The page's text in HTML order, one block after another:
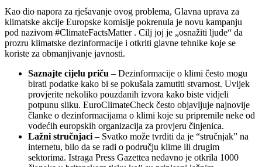
Kao dio napora za rješavanje ovog problema, Glavna uprava za
klimatske akcije Europske komisije pokrenula je novu kampanju
pod nazivom #ClimateFactsMatter . Cilj joj je „osnažiti ljude“ da
prozru klimatske dezinformacije i otkriti glavne tehnike koje se
koriste za obmanjivanje javnosti.
Saznajte cijelu priču – Dezinformacije o klimi često mogu
birati podatke kako bi se pokušala zamutiti stvarnost. Uvijek
provjerite nekoliko pouzdanih izvora kako biste vidjeli
potpunu sliku. EuroClimateCheck često objavljuje najnovije
članke o dezinformacijama o klimi koje su pripremile neke od
vodećih europskih organizacija za provjeru činjenica.
Lažni stručnjaci – Svatko može tvrditi da je “stručnjak” na
internetu, bilo da se radi o području klime ili drugim
sektorima. Istraga Press Gazettea nedavno je otkrila 1000